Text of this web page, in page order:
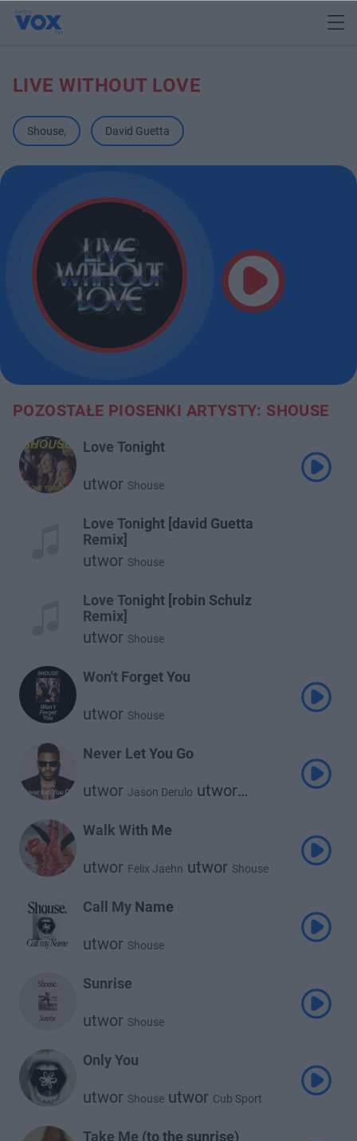
LIVE WITHOUT LOVE
Shouse, David Guetta
POZOSTAŁE PIOSENKI ARTYSTY: SHOUSE
Love Tonight
utwor Shouse
Love Tonight [david Guetta
Remix]
utwor Shouse
Love Tonight [robin Schulz
Remix]
utwor Shouse
Won't Forget You
utwor Shouse
Never Let You Go
utwor Jason Derulo utwor
Walk With Me
utwor Felix Jaehn utwor Shouse
Call My Name
utwor Shouse
Sunrise
utwor Shouse
Only You
utwor Shouse utwor Cub Sport
Take Me (to the sunrise)